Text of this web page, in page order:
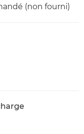
(non fourni)